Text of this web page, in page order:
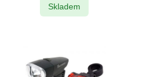
Skladem